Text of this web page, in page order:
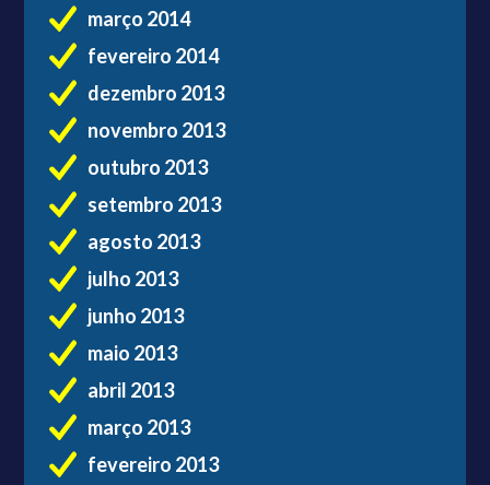
março 2014
fevereiro 2014
dezembro 2013
novembro 2013
outubro 2013
setembro 2013
agosto 2013
julho 2013
junho 2013
maio 2013
abril 2013
março 2013
fevereiro 2013